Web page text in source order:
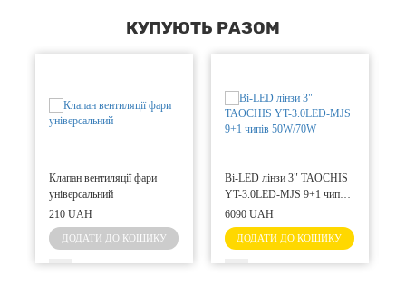
КУПУЮТЬ РАЗОМ
Клапан вентиляції фари
універсальний
210 UAH
ДОДАТИ ДО КОШИКУ
Bi-LED лінзи 3" TAOCHIS
YT-3.0LED-MJS 9+1 чипів
50W/70W
6090 UAH
ДОДАТИ ДО КОШИКУ